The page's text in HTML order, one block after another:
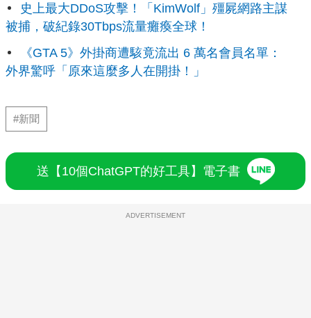
史上最大DDoS攻擊！「KimWolf」殭屍網路主謀
被捕，破紀錄30Tbps流量癱瘓全球！
《GTA 5》外掛商遭駭竟流出 6 萬名會員名單：
外界驚呼「原來這麼多人在開掛！」
#新聞
送【10個ChatGPT的好工具】電子書
ADVERTISEMENT